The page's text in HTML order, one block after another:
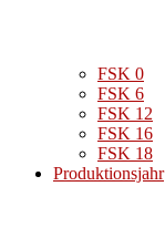
FSK 0
FSK 6
FSK 12
FSK 16
FSK 18
Produktionsjahr